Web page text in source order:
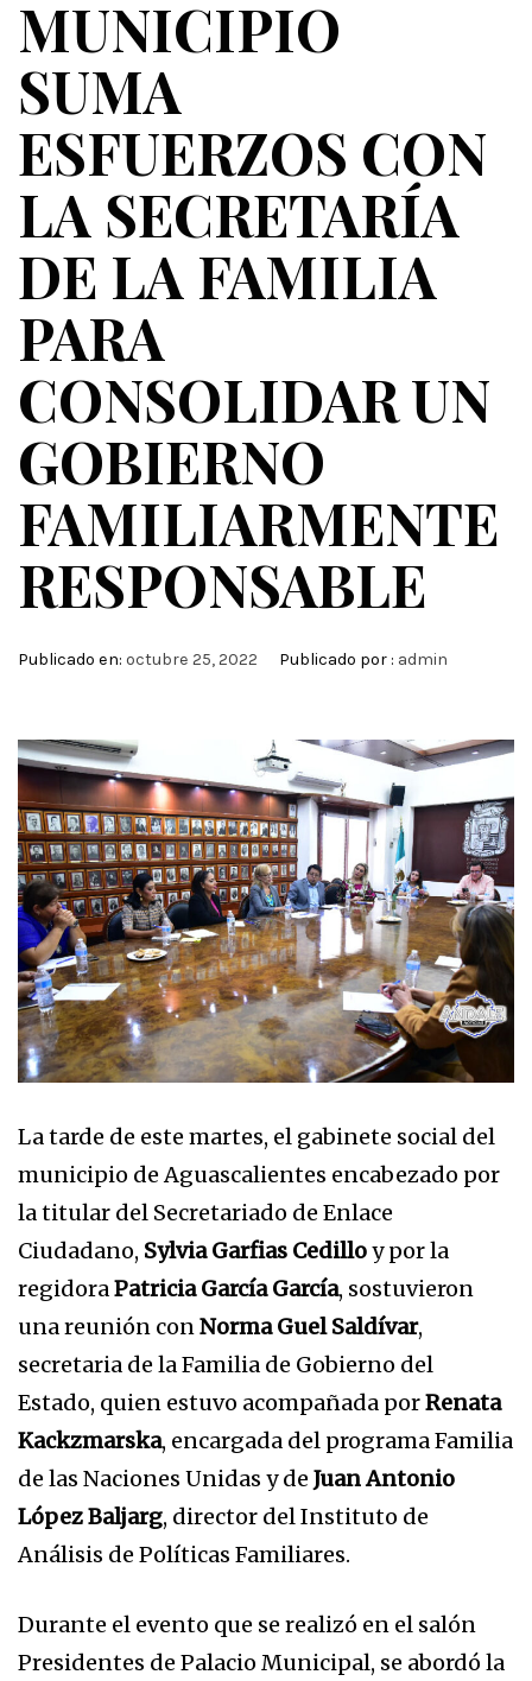
MUNICIPIO
SUMA
ESFUERZOS CON
LA SECRETARÍA
DE LA FAMILIA
PARA
CONSOLIDAR UN
GOBIERNO
FAMILIARMENTE
RESPONSABLE
Publicado en: octubre 25, 2022 Publicado por : admin
La tarde de este martes, el gabinete social del
municipio de Aguascalientes encabezado por
la titular del Secretariado de Enlace
Ciudadano, Sylvia Garfias Cedilloy por la
regidoraPatricia García García, sostuvieron
una reunión conNorma Guel Saldívar,
secretaria de la Familia de Gobierno del
Estado, quien estuvo acompañada porRenata
Kackzmarska, encargada del programa Familia
de las Naciones Unidas y de Juan Antonio
López Baljarg, director del Instituto de
Análisis de Políticas Familiares.
Durante el evento que se realizó en el salón
Presidentes de Palacio Municipal, se abordó la